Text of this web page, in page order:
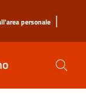
personale |